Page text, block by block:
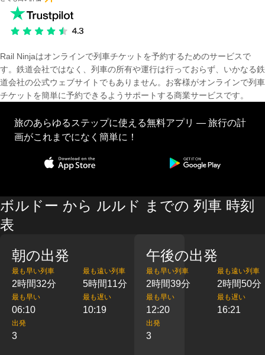
Rail Ninjaはオンラインで列車チケットを予約するためのサービスで
す。鉄道会社ではなく、列車の所有や運行は行っておらず、いかなる鉄
道会社の公式ウェブサイトでもありません。お客様がオンラインで列車
チケットを簡単に予約できるようサポートする商業サービスです。
旅のあらゆるステップに使える無料アプリ — 旅行の計
画がこれまでになく簡単に！
ボルドー から ルルド までの 列車 時刻
表
朝の出発
最も早い列車
2時間32分
最も遠い列車
5時間11分
最も早い
06:10
最も遅い
10:19
出発
3
午後の出発
最も早い列車
2時間39分
最も遠い列車
2時間50分
最も早い
12:20
最も遅い
16:21
出発
3